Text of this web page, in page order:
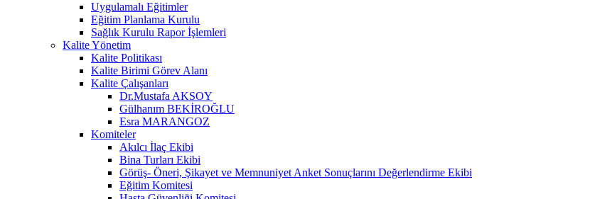
Uygulamalı Eğitimler
Eğitim Planlama Kurulu
Sağlık Kurulu Rapor İşlemleri
Kalite Yönetim
Kalite Politikası
Kalite Birimi Görev Alanı
Kalite Çalışanları
Dr.Mustafa AKSOY
Gülhanım BEKİROĞLU
Esra MARANGOZ
Komiteler
Akılcı İlaç Ekibi
Bina Turları Ekibi
Görüş- Öneri, Şikayet ve Memnuniyet Anket Sonuçlarını Değerlendirme Ekibi
Eğitim Komitesi